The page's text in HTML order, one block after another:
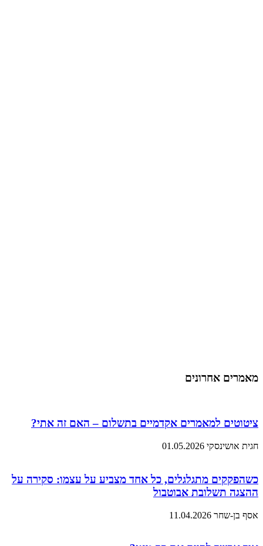
מאמרים אחרונים
ציטוטים למאמרים אקדמיים בתשלום – האם זה אתי?
חגית אושינסקי 01.05.2026
כשהפקקים מתגלגלים, כל אחד מצביע על עצמו: סקירה על
ההצגה תשלובת אבוטבול
אסף בן-שחר 11.04.2026